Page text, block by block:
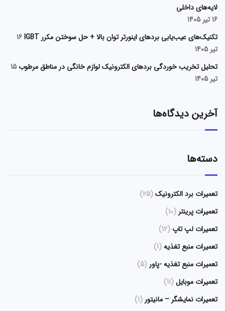
لایه‌های داخلی
16 تیر 1405
تکنیک‌های عیب‌یابی بردهای اینورتر توان بالا + حل سوختن مکرر IGBT
16
تیر 1405
تحلیل تخریب خوردگی بردهای الکترونیک لوازم خانگی در مناطق مرطوب 15
تیر 1405
آخرین دیدگاه‌ها
دسته‌ها
تعمیرات برد الکترونیک(25)
تعمیرات پرینتر (10)
تعمیرات لپ تاپ (12)
تعمیرات منبع تغذیه(1)
تعمیرات منبع تغذیه -پاور (5)
تعمیرات موبایل(11)
تعمیرات نمایشگر – مانیتور (1)